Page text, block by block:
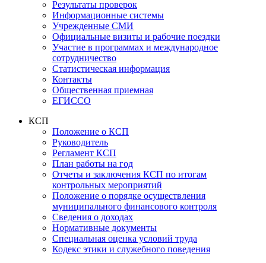
Результаты проверок
Информационные системы
Учрежденные СМИ
Официальные визиты и рабочие поездки
Участие в программах и международное
сотрудничество
Статистическая информация
Контакты
Общественная приемная
ЕГИССО
КСП
Положение о КСП
Руководитель
Регламент КСП
План работы на год
Отчеты и заключения КСП по итогам
контрольных мероприятий
Положение о порядке осуществления
муниципального финансового контроля
Сведения о доходах
Нормативные документы
Специальная оценка условий труда
Кодекс этики и служебного поведения